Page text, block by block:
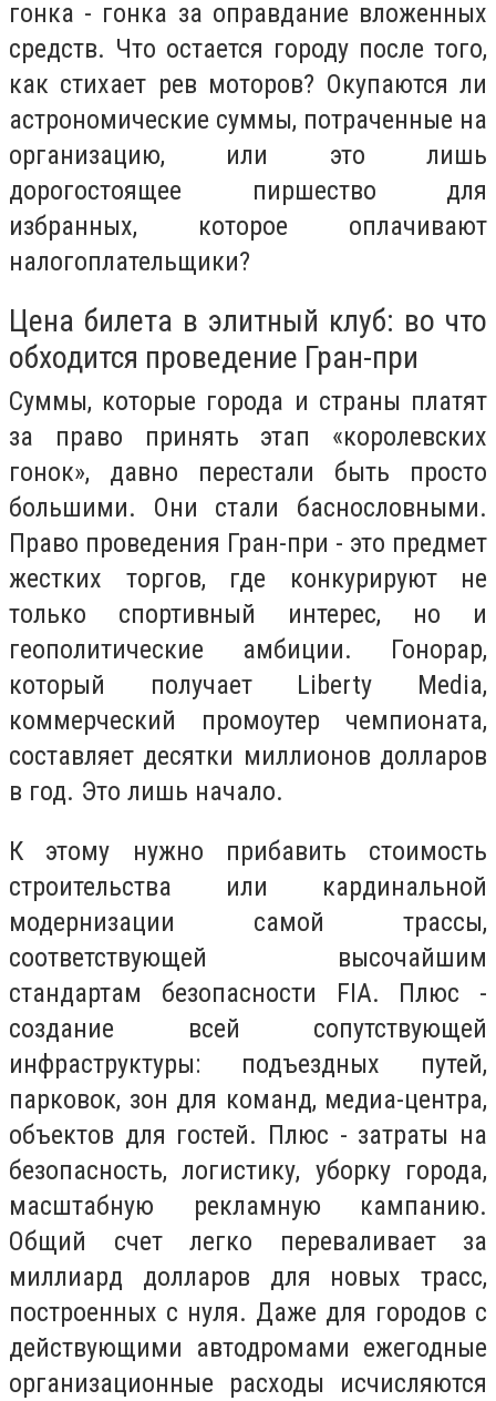
гонка - гонка за оправдание вложенных
средств. Что остается городу после того,
как стихает рев моторов? Окупаются ли
астрономические суммы, потраченные на
организацию, или это лишь
дорогостоящее пиршество для
избранных, которое оплачивают
налогоплательщики?
Цена билета в элитный клуб: во что
обходится проведение Гран-при
Суммы, которые города и страны платят
за право принять этап «королевских
гонок», давно перестали быть просто
большими. Они стали баснословными.
Право проведения Гран-при - это предмет
жестких торгов, где конкурируют не
только спортивный интерес, но и
геополитические амбиции. Гонорар,
который получает Liberty Media,
коммерческий промоутер чемпионата,
составляет десятки миллионов долларов
в год. Это лишь начало.
К этому нужно прибавить стоимость
строительства или кардинальной
модернизации самой трассы,
соответствующей высочайшим
стандартам безопасности FIA. Плюс -
создание всей сопутствующей
инфраструктуры: подъездных путей,
парковок, зон для команд, медиа-центра,
объектов для гостей. Плюс - затраты на
безопасность, логистику, уборку города,
масштабную рекламную кампанию.
Общий счет легко переваливает за
миллиард долларов для новых трасс,
построенных с нуля. Даже для городов с
действующими автодромами ежегодные
организационные расходы исчисляются